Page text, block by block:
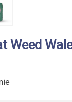
Weed